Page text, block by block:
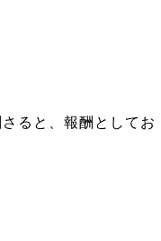
ると、報酬としてお